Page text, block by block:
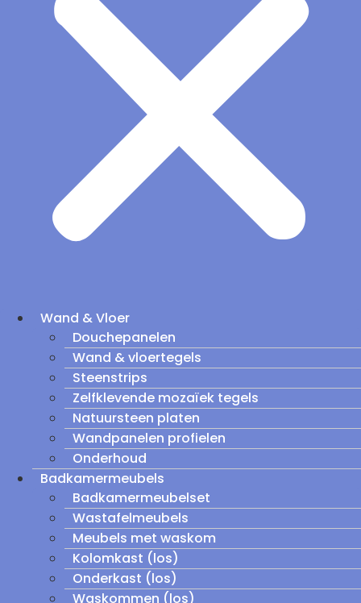
Wand & Vloer
Douchepanelen
Wand & vloertegels
Steenstrips
Zelfklevende mozaïek tegels
Natuursteen platen
Wandpanelen profielen
Onderhoud
Badkamermeubels
Badkamermeubelset
Wastafelmeubels
Meubels met waskom
Kolomkast (los)
Onderkast (los)
Waskommen (los)